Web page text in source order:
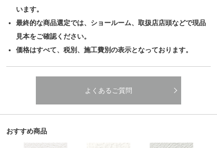
います。
最終的な商品選定では、ショールーム、取扱店店頭などで現品
見本をご確認ください。
価格はすべて、税別、施工費別の表示となっております。
よくあるご質問
おすすめ商品